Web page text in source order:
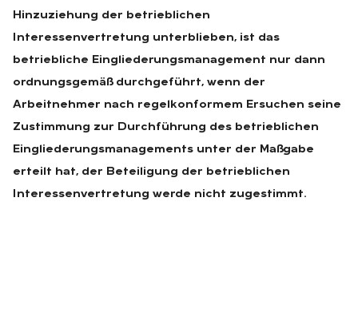
Hinzuziehung der betrieblichen
Interessenvertretung unterblieben, ist das
betriebliche Eingliederungsmanagement nur dann
ordnungsgemäß durchgeführt, wenn der
Arbeitnehmer nach regelkonformem Ersuchen seine
Zustimmung zur Durchführung des betrieblichen
Eingliederungsmanagements unter der Maßgabe
erteilt hat, der Beteiligung der betrieblichen
Interessenvertretung werde nicht zugestimmt.